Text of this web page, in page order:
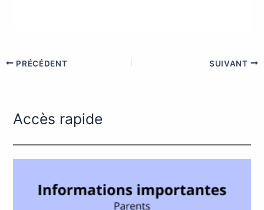
PRÉCÉDENT SUIVANT
Accès rapide